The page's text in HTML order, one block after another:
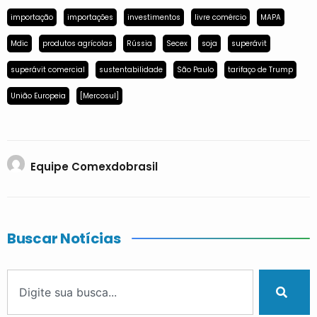
importação importações investimentos livre comércio MAPA
Mdic produtos agrícolas Rússia Secex soja superávit
superávit comercial sustentabilidade São Paulo tarifaço de Trump
União Europeia [Mercosul]
Equipe Comexdobrasil
Buscar Notícias